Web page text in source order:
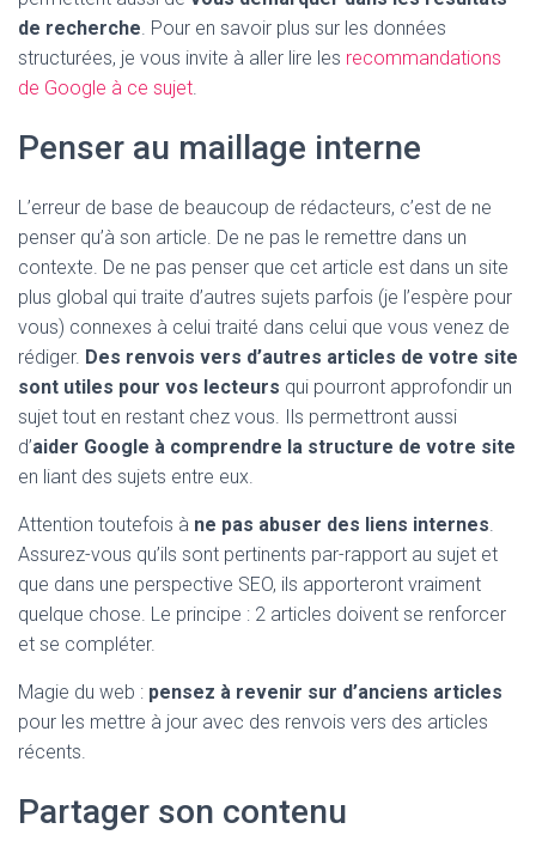
de recherche. Pour en savoir plus sur les données
structurées, je vous invite à aller lire les recommandations
de Google à ce sujet.
Penser au maillage interne
L’erreur de base de beaucoup de rédacteurs, c’est de ne
penser qu’à son article. De ne pas le remettre dans un
contexte. De ne pas penser que cet article est dans un site
plus global qui traite d’autres sujets parfois (je l’espère pour
vous) connexes à celui traité dans celui que vous venez de
rédiger. Des renvois vers d’autres articles de votre site
sont utiles pour vos lecteurs qui pourront approfondir un
sujet tout en restant chez vous. Ils permettront aussi
d’aider Google à comprendre la structure de votre site
en liant des sujets entre eux.
Attention toutefois à ne pas abuser des liens internes.
Assurez-vous qu’ils sont pertinents par-rapport au sujet et
que dans une perspective SEO, ils apporteront vraiment
quelque chose. Le principe : 2 articles doivent se renforcer
et se compléter.
Magie du web : pensez à revenir sur d’anciens articles
pour les mettre à jour avec des renvois vers des articles
récents.
Partager son contenu